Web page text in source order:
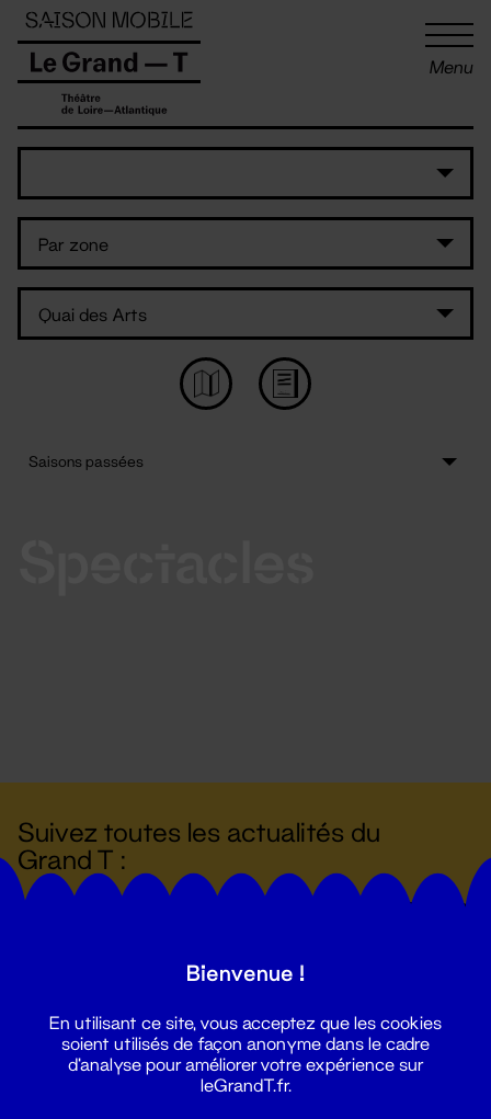
Menu
Suivez toutes les actualités du
Grand T :
Panneau de gestion des cookies
Bienvenue !
En utilisant ce site, vous acceptez que les cookies
soient utilisés de façon anonyme dans le cadre
d'analyse pour améliorer votre expérience sur
leGrandT.fr.